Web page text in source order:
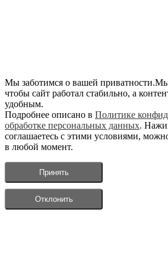
Мы заботимся о вашей
чтобы сайт работал стабильно, а
удобным.
Подробнее описано в Политике
обработке персональных данных.
соглашаетесь с этими условиями,
в любой момент.
Принять
Отклонить